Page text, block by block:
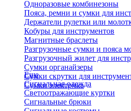
Одноразовые комбинезоны
Пояса, ремни и сумки для
Держатели рулетки или
Кобуры для инструментов
Магнитные браслеты
Разгрузочные сумки и пояса
Разгрузочный жилет для
Сумки органайзеры
Сумки скрутки для
Сумки электрика
Еще
Сигнальная одежда
Светоотражающие куртки
Сигнальные брюки